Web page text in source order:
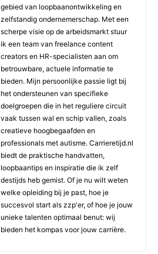
gebied van loopbaanontwikkeling en
zelfstandig ondernemerschap. Met een
scherpe visie op de arbeidsmarkt stuur
ik een team van freelance content
creators en HR-specialisten aan om
betrouwbare, actuele informatie te
bieden. Mijn persoonlijke passie ligt bij
het ondersteunen van specifieke
doelgroepen die in het reguliere circuit
vaak tussen wal en schip vallen, zoals
creatieve hoogbegaafden en
professionals met autisme. Carrieretijd.nl
biedt de praktische handvatten,
loopbaantips en inspiratie die ik zelf
destijds heb gemist. Of je nu wilt weten
welke opleiding bij je past, hoe je
succesvol start als zzp'er, of hoe je jouw
unieke talenten optimaal benut: wij
bieden het kompas voor jouw carrière.